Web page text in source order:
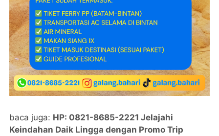
baca juga: HP: 0821-8685-2221 Jelajahi
Keindahan Daik Lingga dengan Promo Trip